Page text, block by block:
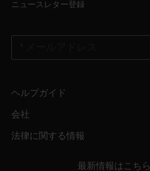
ニュースレター登録
ヘルプガイド
会社
法律に関する情報
最新情報はこちら